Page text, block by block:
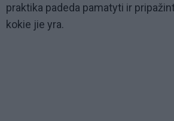
praktika padeda pamatyti ir
kokie jie yra.